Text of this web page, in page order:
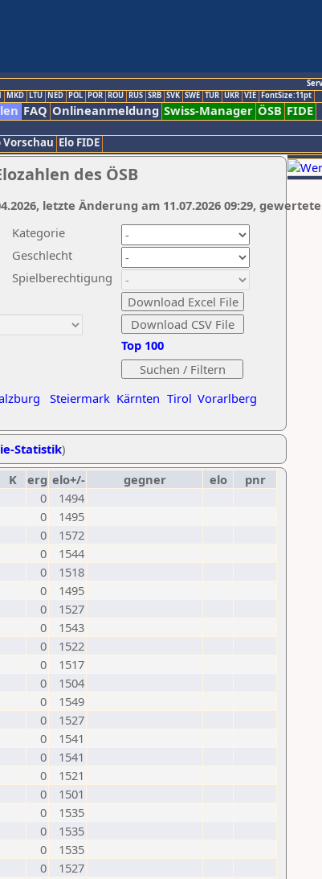
MKD LTU NED POL POR ROU RUS SRB SVK SWE TUR UKR VIE FontSize:11pt
FAQ Onlineanmeldung Swiss-Manager ÖSB FIDE
Vorschau Elo FIDE
des ÖSB
Kategorie
Geschlecht
Spielberechtigung
Steiermark Kärnten Tirol Vorarlberg
Top 100
letzte Änderung am 11.07.2026 09:29,
Statistik)
K erg elo+/- gegner elo
pnr
0
1494
0
1495
0
1572
0
1544
0
1518
0
1495
0
1527
0
1543
0
1522
0
1517
0
1504
0
1549
0
1527
0
1541
0
1541
0
1521
0
1501
0
1535
0
1535
0
1535
0
1527